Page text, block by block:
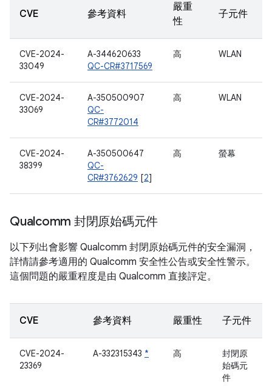
CVE 參考資料
嚴重
性
子元件
CVE-2024-
33049
A-344620633
QC-CR#3717569
高 WLAN
CVE-2024-
33069
A-350500907
QC-
CR#3772014
高 WLAN
CVE-2024-
38399
A-350500647
QC-
CR#3762629 [2]
高 螢幕
Qualcomm 封閉原始碼元件
以下列出會影響 Qualcomm 封閉原始碼元件的安全漏洞，
詳情請參考適用的 Qualcomm 安全性公告或安全性警示。
這個問題的嚴重程度是由 Qualcomm 直接評定。
CVE 參考資料 嚴重性 子元件
CVE-2024-
23369
A-332315343 * 高
封閉原
始碼元
件